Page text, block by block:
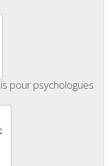
pour psychologues